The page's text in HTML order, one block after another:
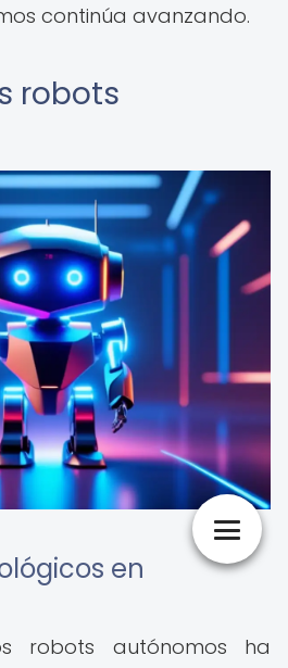
continúa avanzando.
robots
en
robots autónomos ha